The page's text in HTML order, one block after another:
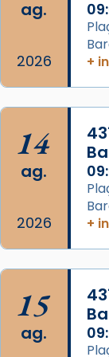
a la “Missa
Glòria”)
Manuel
italianitzant;
pontifici,
duració
processó
del temple
Des de
diablesses
gran a
«Si vols
Santes a
View on Facebook
ag.
2026
+
14
ag.
2026
+
15
ag.